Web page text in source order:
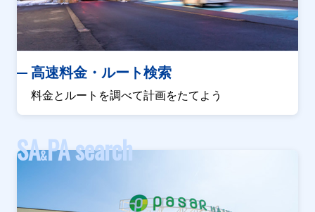
高速料金・ルート検索
料金とルートを調べて計画をたてよう
SA&PA search